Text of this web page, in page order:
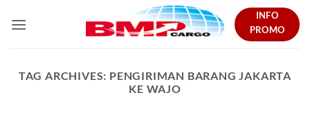
INFO
PROMO
TAG ARCHIVES: PENGIRIMAN BARANG JAKARTA
KE WAJO